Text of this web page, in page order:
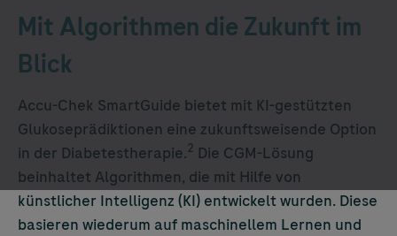
Mit Algorithmen die Zukunft im
Blick
Accu-Chek SmartGuide bietet mit KI-gestützten
Glukoseprädiktionen eine zukunftsweisende Option
in der Diabetestherapie.2 Die CGM-Lösung
beinhaltet Algorithmen, die mit Hilfe von
künstlicher Intelligenz (KI) entwickelt wurden. Diese
basieren wiederum auf maschinellem Lernen und